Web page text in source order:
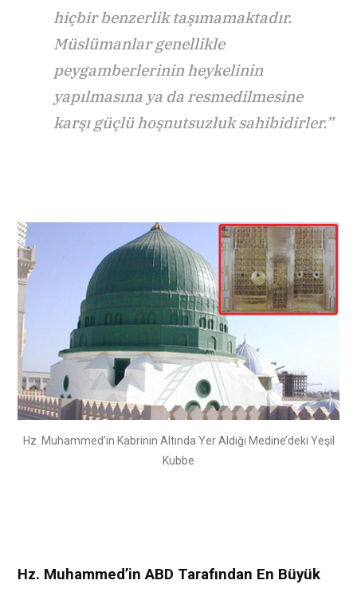
hiçbir benzerlik taşımamaktadır.
Müslümanlar genellikle
peygamberlerinin heykelinin
yapılmasına ya da resmedilmesine
karşı güçlü hoşnutsuzluk sahibidirler.”
Hz. Muhammed’in Kabrinin Altında Yer Aldığı Medine’deki Yeşil
Kubbe
Hz. Muhammed’in ABD Tarafından En Büyük